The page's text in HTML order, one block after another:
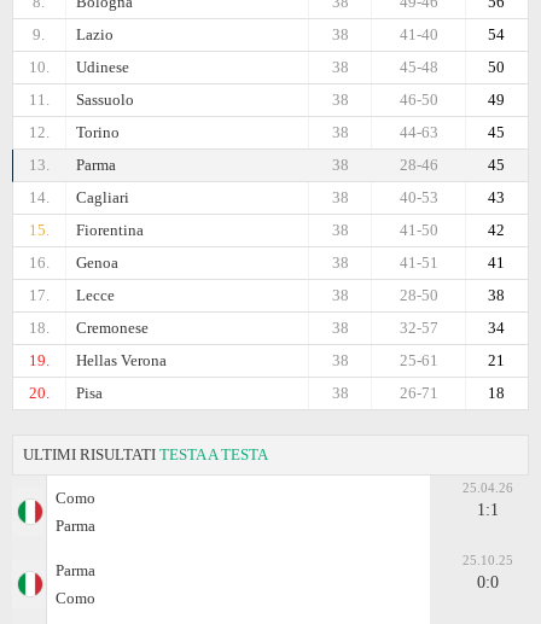
9.
Lazio 54
41-40
38
10.
Udinese 50
45-48
38
11.
Sassuolo 49
46-50
38
12.
Torino 45
44-63
38
13.
Parma 45
28-46
38
14.
Cagliari 43
40-53
38
15.
Fiorentina 42
41-50
38
16.
Genoa 41
41-51
38
17.
Lecce 38
28-50
38
18.
Cremonese 34
32-57
38
19.
Hellas Verona 21
25-61
38
20.
Pisa 18
26-71
38
ULTIMI RISULTATI TESTA A TESTA
Como
Parma
25.04.26
1:1
Parma
Como
25.10.25
0:0